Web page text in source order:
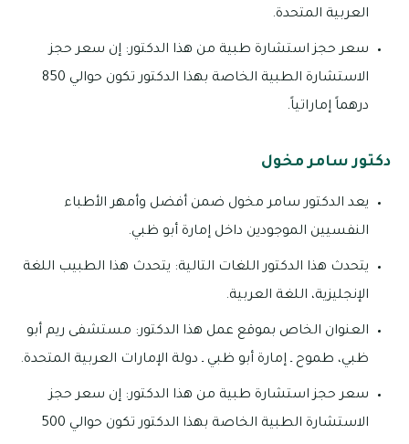
العربية المتحدة.
سعر حجز استشارة طبية من هذا الدكتور: إن سعر حجز
الاستشارة الطبية الخاصة بهذا الدكتور تكون حوالي 850
درهماً إماراتياً.
دكتور سامر مخول
يعد الدكتور سامر مخول ضمن أفضل وأمهر الأطباء
النفسيين الموجودين داخل إمارة أبو ظبي.
يتحدث هذا الدكتور اللغات التالية: يتحدث هذا الطبيب اللغة
الإنجليزية، اللغة العربية.
العنوان الخاص بموقع عمل هذا الدكتور: مستشفى ريم أبو
ظبي، طموح ـ إمارة أبو ظبي ـ دولة الإمارات العربية المتحدة.
سعر حجز استشارة طبية من هذا الدكتور: إن سعر حجز
الاستشارة الطبية الخاصة بهذا الدكتور تكون حوالي 500